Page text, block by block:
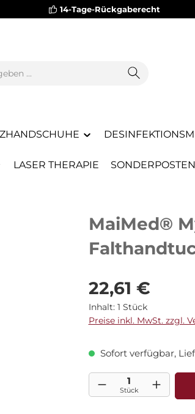
14-Tage-Rückgaberecht
LASER THERAPIE
MaiMed®
Regulärer Preis:
22,61 €
Inhalt: 1 Stück
Preise inkl. MwSt. zzgl.
Sofort verfügbar,
Produkt Anzahl: Gib
Stück